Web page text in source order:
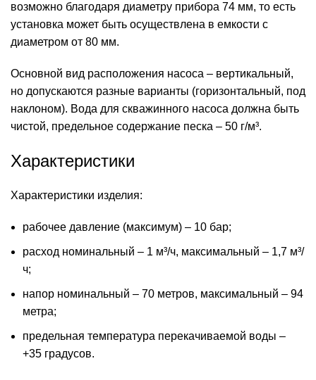
возможно благодаря диаметру прибора 74 мм, то есть
установка может быть осуществлена в емкости с
диаметром от 80 мм.
Основной вид расположения насоса – вертикальный,
но допускаются разные варианты (горизонтальный, под
наклоном). Вода для скважинного насоса должна быть
чистой, предельное содержание песка – 50 г/м³.
Характеристики
Характеристики изделия:
рабочее давление (максимум) – 10 бар;
расход номинальный – 1 м³/ч, максимальный – 1,7 м³/
ч;
напор номинальный – 70 метров, максимальный – 94
метра;
предельная температура перекачиваемой воды –
+35 градусов.